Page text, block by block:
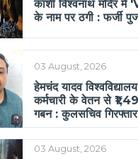
काशी विश्वनाथ मंदिर में
के नाम पर ठगी : फर्जी
03 August, 2026
हेमचंद यादव
कर्मचारी के वेतन से
गबन : कुलसचिव गिरफ्तार
03 August, 2026